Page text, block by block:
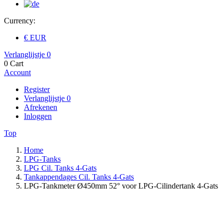
Currency:
€ EUR
Verlanglijstje 0
0 Cart
Account
Register
Verlanglijstje 0
Afrekenen
Inloggen
Top
Home
LPG-Tanks
LPG Cil. Tanks 4-Gats
Tankappendages Cil. Tanks 4-Gats
LPG-Tankmeter Ø450mm 52° voor LPG-Cilindertank 4-Gats